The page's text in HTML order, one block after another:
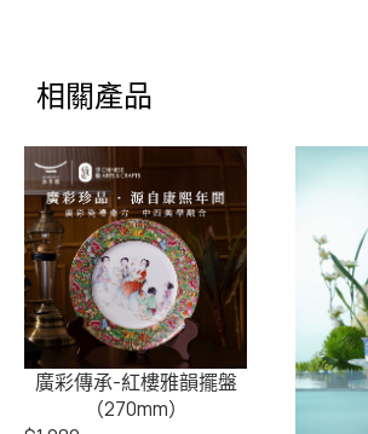
相關產品
廣彩傳承-紅樓雅韻擺盤
（270mm）